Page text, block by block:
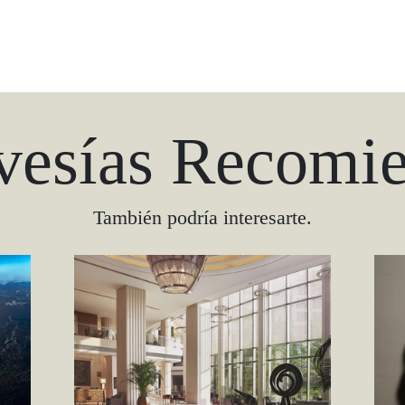
También podría interesarte.